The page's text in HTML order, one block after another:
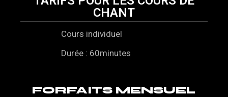
CHANT
Cours individuel
Durée : 60minutes
FORFAITS MENSUEL